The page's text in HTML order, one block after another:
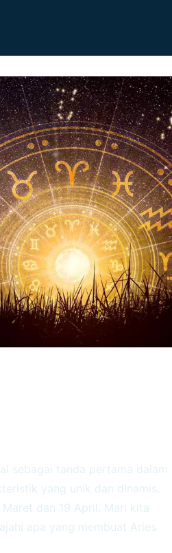
sebagai tanda pertama dalam
yang unik dan dinamis.
dan 19 April. Mari kita
apa yang membuat Aries